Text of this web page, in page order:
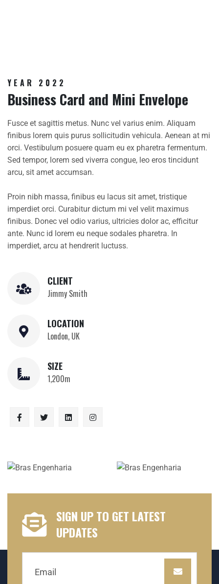
YEAR 2022
Business Card and Mini Envelope
Fusce et sagittis metus. Nunc vel varius enim. Aliquam
finibus lorem quis purus sollicitudin vehicula. Aenean at mi
orci. Vestibulum posuere quam eu ex pharetra fermentum.
Sed tempor, lorem sed viverra congue, leo eros tincidunt
arcu, sit amet accumsan.
Proin nibh massa, finibus eu lacus sit amet, tristique
imperdiet orci. Curabitur dictum mi vel velit maximus
finibus. Donec vel odio varius, ultricies dolor ac, efficitur
ante. Nunc id lorem eu neque sodales pharetra. In
imperdiet, arcu at hendrerit luctuss.
CLIENT
Jimmy Smith
LOCATION
London, UK
SIZE
1,200m
SIGN UP TO GET LATEST
UPDATES